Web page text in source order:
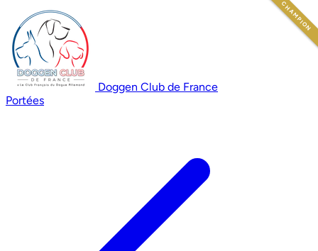
Doggen Club de France
Portées
CHAMPION